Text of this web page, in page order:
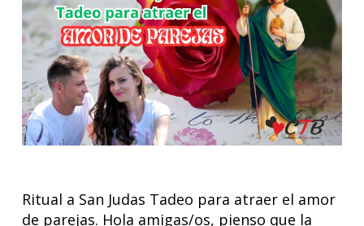
Ritual a San Judas Tadeo para atraer el amor
de parejas. Hola amigas/os, pienso que la